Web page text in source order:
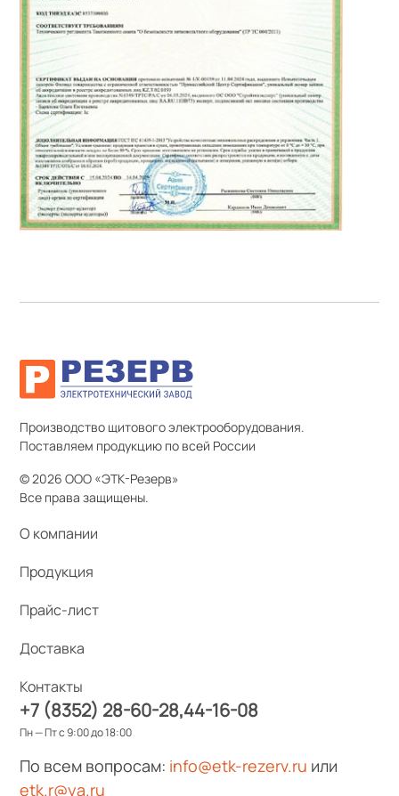
Производство щитового электрооборудования.
Поставляем продукцию по всей России
© 2026 ООО «ЭТК-Резерв»
Все права защищены.
О компании
Продукция
Прайс-лист
Доставка
Контакты
+7 (8352) 28-60-28 44-16-08
Пн — Пт с 9:00 до 18:00
По всем вопросам: info@etk-rezerv.ru или
etk.r@ya.ru